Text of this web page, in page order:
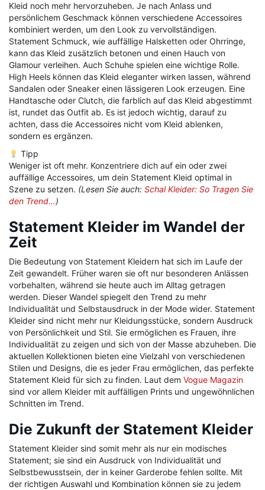
Kleid noch mehr hervorzuheben. Je nach Anlass und
persönlichem Geschmack können verschiedene Accessoires
kombiniert werden, um den Look zu vervollständigen.
Statement Schmuck, wie auffällige Halsketten oder Ohrringe,
kann das Kleid zusätzlich betonen und einen Hauch von
Glamour verleihen. Auch Schuhe spielen eine wichtige Rolle.
High Heels können das Kleid eleganter wirken lassen, während
Sandalen oder Sneaker einen lässigeren Look erzeugen. Eine
Handtasche oder Clutch, die farblich auf das Kleid abgestimmt
ist, rundet das Outfit ab. Es ist jedoch wichtig, darauf zu
achten, dass die Accessoires nicht vom Kleid ablenken,
sondern es ergänzen.
Tipp
Weniger ist oft mehr. Konzentriere dich auf ein oder zwei
auffällige Accessoires, um dein Statement Kleid optimal in
Szene zu setzen. (Lesen Sie auch: Schal Kleider: So Tragen Sie
den Trend…)
Statement Kleider im Wandel der
Zeit
Die Bedeutung von Statement Kleidern hat sich im Laufe der
Zeit gewandelt. Früher waren sie oft nur besonderen Anlässen
vorbehalten, während sie heute auch im Alltag getragen
werden. Dieser Wandel spiegelt den Trend zu mehr
Individualität und Selbstausdruck in der Mode wider. Statement
Kleider sind nicht mehr nur Kleidungsstücke, sondern Ausdruck
von Persönlichkeit und Stil. Sie ermöglichen es Frauen, ihre
Individualität zu zeigen und sich von der Masse abzuheben. Die
aktuellen Kollektionen bieten eine Vielzahl von verschiedenen
Stilen und Designs, die es jeder Frau ermöglichen, das perfekte
Statement Kleid für sich zu finden. Laut dem Vogue Magazin
sind vor allem Kleider mit auffälligen Prints und ungewöhnlichen
Schnitten im Trend.
Die Zukunft der Statement Kleider
Statement Kleider sind somit mehr als nur ein modisches
Statement; sie sind ein Ausdruck von Individualität und
Selbstbewusstsein, der in keiner Garderobe fehlen sollte. Mit
der richtigen Auswahl und Kombination können sie zu jedem